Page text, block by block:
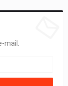
mail.